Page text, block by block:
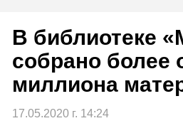
В библиотеке
собрано более
миллиона
17.05.2020 г. 14:24